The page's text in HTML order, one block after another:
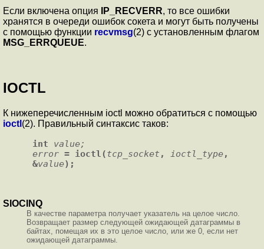
Если включена опция
IP_RECVERR, то все ошибки
хранятся в очереди ошибок сокета и могут быть получены
с помощью функции recvmsg(2) с установленным флагом
MSG_ERRQUEUE.
IOCTL
К нижеперечисленным ioctl можно обратиться с помощью
ioctl (2). Правильный синтаксис таков:
int value;
error = ioctl(tcp_socket , ioctl_type,
&value);
SIOCINQ
В качестве параметра получает указатель на целое число.
Возвращает размер следующей ожидающей датаграммы в
байтах, помещая их в это целое число, или же 0, если нет
ожидающей датаграммы.